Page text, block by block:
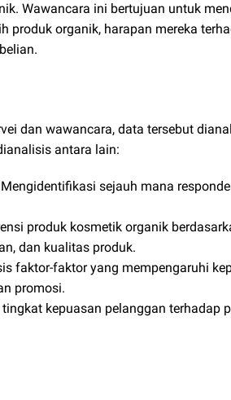
Wawancara ini bertujuan untuk
produk organik, harapan mereka
dan wawancara, data tersebut
antara lain:
sejauh mana
produk kosmetik organik
dan kualitas produk.
faktor-faktor yang mempengaruhi
promosi.
kepuasan pelanggan terhadap